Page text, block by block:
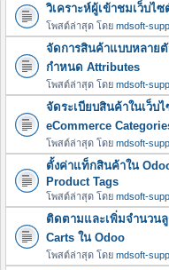
วิเคราะห์ผู้เข้าชมเว็บไ
โพสต์ล่าสุด โดย mdsoft-
จัดการสินค้าแบบหลายตั
กำหนด Attributes
โพสต์ล่าสุด โดย mdsoft-
จัดระเบียบสินค้าในเว็บ
eCommerce
โพสต์ล่าสุด โดย mdsoft-
ตั้งค่าแท็กสินค้าใน
Product Tags
โพสต์ล่าสุด โดย mdsoft-
ติดตามและเพิ่มจำนวน
Carts ใน Odoo
โพสต์ล่าสุด โดย mdsoft-